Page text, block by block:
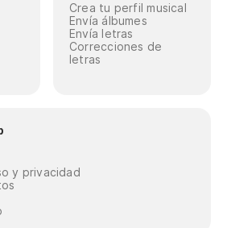
Crea tu perfil musical
Envía álbumes
Envía letras
Correcciones de
letras
y privacidad